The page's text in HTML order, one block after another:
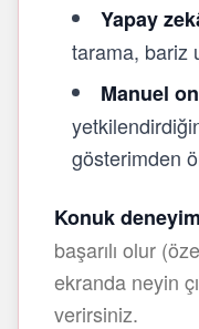
Yapay
tarama, bariz
Manuel
gösterimden
Konuk
başarılı olur
ekranda neyin
verirsiniz.